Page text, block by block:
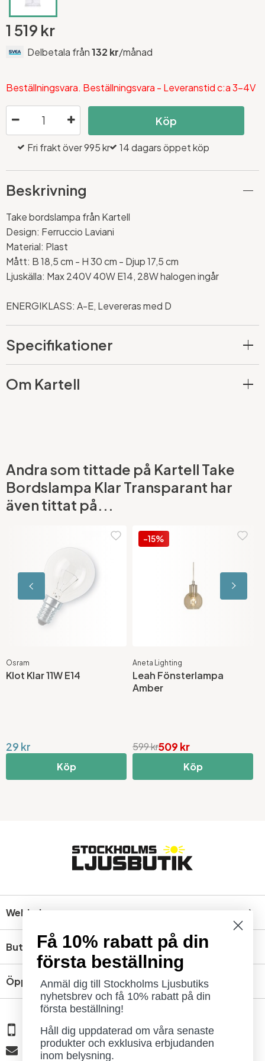
1 519 kr
Delbetala från132 kr/månad
Beställningsvara. Beställningsvara - Leveranstid c:a 3-4V
Köp
Fri frakt över 995 kr 14 dagars öppet köp
Beskrivning
Take bordslampa från Kartell
Design: Ferruccio Laviani
Material: Plast
Mått: B 18,5 cm - H 30 cm - Djup 17,5 cm
Ljuskälla: Max 240V 40W E14, 28W halogen ingår
ENERGIKLASS: A-E, Levereras med D
Specifikationer
Om Kartell
Andra som tittade på Kartell Take
Bordslampa Klar Transparant har
även tittat på...
Osram
Klot Klar 11W E14
29 kr
Köp
-15%
Aneta Lighting
Leah Fönsterlampa
Amber
509 kr
599 kr
Köp
Webbshop
Butik
Öppettider
08 - 654 29 00
info@ljusbutik.se
Få 10% rabatt på din
första beställning
Anmäl dig till Stockholms Ljusbutiks
nyhetsbrev och få 10% rabatt på din
första beställning!
Håll dig uppdaterad om våra senaste
produkter och exklusiva erbjudanden
inom belysning.